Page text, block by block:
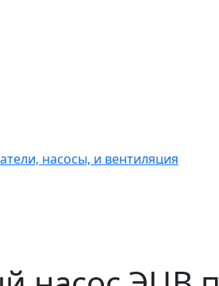
насосы, и вентиляция